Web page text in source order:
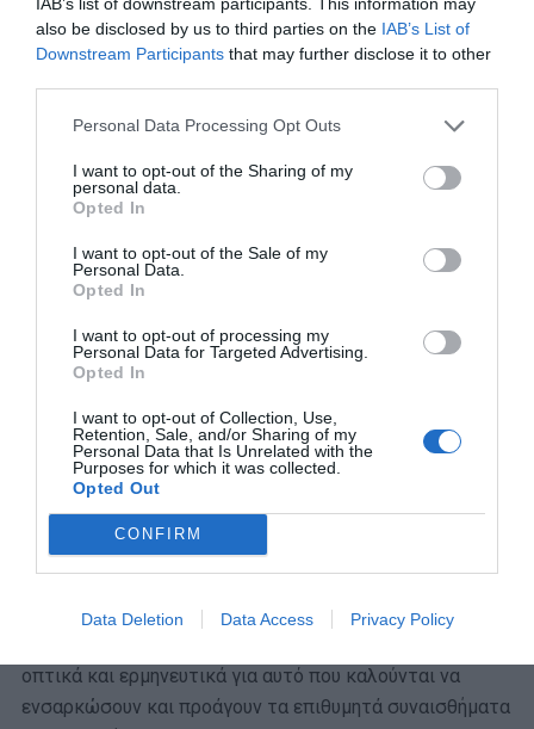
also be disclosed by us to third parties on the IAB’s List of
Downstream Participants that may further disclose it to other
Personal Data Processing Opt Outs
I want to opt-out of the Sharing of my
personal data.
Opted In
I want to opt-out of the Sale of my
Personal Data.
Opted In
I want to opt-out of processing my
Personal Data for Targeted Advertising.
Opted In
I want to opt-out of Collection, Use,
Retention, Sale, and/or Sharing of my
Personal Data that Is Unrelated with the
Purposes for which it was collected.
Opted Out
CONFIRM
Data Deletion Data Access Privacy Policy
άλλους προχωράει κι εμείς είμαστε απόντες,
εγκλωβισμένοι σε μια φούσκα; Θα αντέχαμε να ξέρουμε
πως καμιά μας πράξη δε θα βρει ένα αντίκρυσμα σε
μελλοντική στιγμή, άρα ας μείνουμε ακίνητοι για πάντα;
Το Palm Springs ξεκινάει και οδεύει μέχρι το πρώτο
μισάωρο με την προοπτική μιας κωμωδίας, ενός
ακριβώς θα ζήσεις, εξελίσσεται όμως από κει και μετά
σε κάτι δραματικό, σε κάτι σχεδόν στενόχωρο. Συνήθως
συνειδητοποιείς για τα μεγάλα της ζωής. Είσαι
απροετοίμαστος, με κατεβασμένες άμυνες και ένα κύμα
σκάει στα μούτρα σου.
Αυτό είναι το Palm Springs, είτε εξετάζουμε την
καλλιτεχνική του υπόσταση είτε την πιο φιλοσοφική
του. Είναι ένα κύμα που σε σπρώχνει έξω από τη λούπα
του να αφήνεις τα πράγματα να περνάνε αδιάκοπα και
οπτικά και ερμηνευτικά για αυτό που καλούνται να
ενσαρκώσουν και προάγουν τα επιθυμητά συναισθήματα